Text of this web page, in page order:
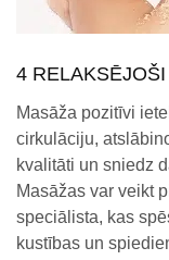
4
Masāža pozitīvi
cirkulāciju,
kvalitāti un sniedz
Masāžas var veikt
speciālista, kas
kustības un